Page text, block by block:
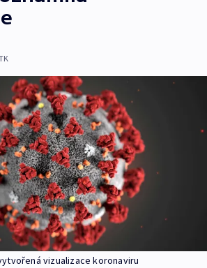
vizualizace koronaviru